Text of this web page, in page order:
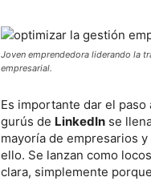
Joven emprendedora liderando la
empresarial.
Es importante dar el
gurús de LinkedIn se
mayoría de empresarios
ello. Se lanzan como
clara, simplemente